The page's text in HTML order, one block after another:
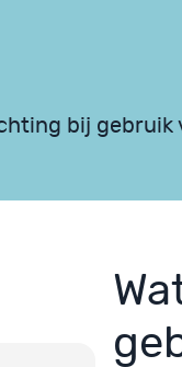
bij gebruik